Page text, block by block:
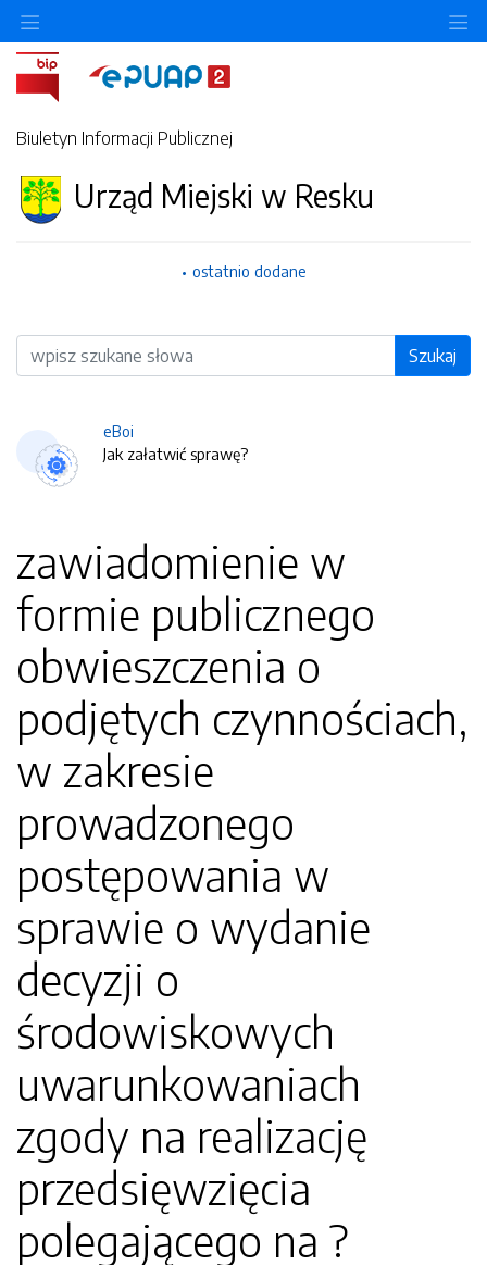
Biuletyn Informacji Publicznej
Urząd Miejski w Resku
ostatnio dodane
Wyszukiwarka Szukaj
eBoi
Jak załatwić sprawę?
zawiadomienie w
formie publicznego
obwieszczenia o
podjętych czynnościach,
w zakresie
prowadzonego
postępowania w
sprawie o wydanie
decyzji o
środowiskowych
uwarunkowaniach
zgody na realizację
przedsięwzięcia
polegającego na ?